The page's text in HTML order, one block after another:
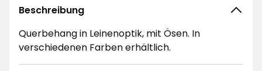
Beschreibung
Querbehang in Leinenoptik, mit Ösen. In
verschiedenen Farben erhältlich.